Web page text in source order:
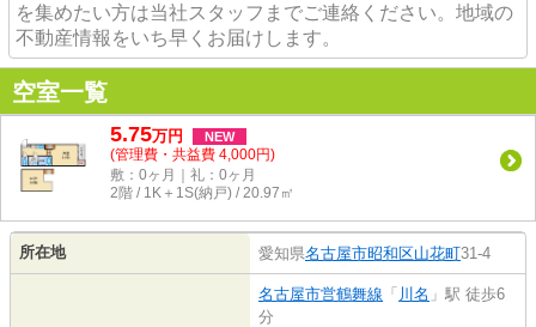
を集めたい方は当社スタッフまでご連絡ください。地域の
不動産情報をいち早くお届けします。
空室一覧
5.75万円 NEW
(管理費・共益費 4,000円)
敷：0ヶ月｜礼：0ヶ月
2階 / 1K＋1S(納戸) / 20.97㎡
所在地 愛知県名古屋市昭和区山花町31-4
名古屋市営鶴舞線 「 川名 」駅 徒歩6
分